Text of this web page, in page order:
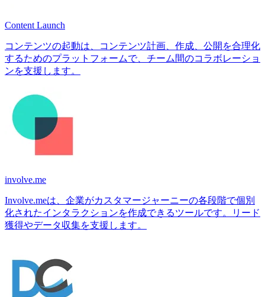
Content Launch
コンテンツの起動は、コンテンツ計画、作成、公開を合理化
するためのプラットフォームで、チーム間のコラボレーショ
ンを支援します。
involve.me
Involve.meは、企業がカスタマージャーニーの各段階で個別
化されたインタラクションを作成できるツールです。リード
獲得やデータ収集を支援します。